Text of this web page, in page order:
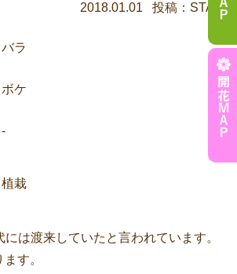
2018.01.01 投稿：STAFF
バラ
ボケ
-
植栽
は渡来していたと言われています。
す。